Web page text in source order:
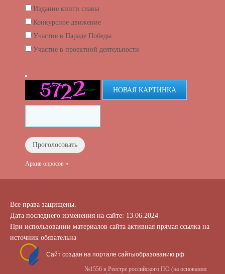
Издание книги славы
Конкурсное движение
Участие в Параде Победы
Участие в проектной деятельности
НОВАЯ КАРТИНКА
Архив опросов »
Все права защищены.
Дата последнего изменения на сайте: 13.06.2024
При использовании материалов сайта активная прямая ссылка на
источник обязательна
Сайт создан на портале сайтыобразованию.рф
№1556 в Реестре российского ПО (на основании